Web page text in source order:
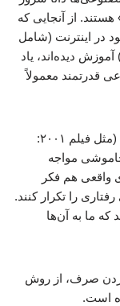
هستند. از آنجایی که
در اینترنت (شامل
دیده‌اند، یاد
قدرتمند معمولاً
در واقع، چون در اکثر داستان‌های علمی-تخیلی (مثل فیلم ۲۰۰۱:
مواجه
هم فکر
را تکرار کنند.
که ما به آن‌ها
صرف، از روش
است.